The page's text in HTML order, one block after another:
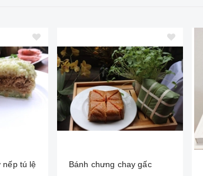
nếp tú lệ Bánh chưng chay gấc